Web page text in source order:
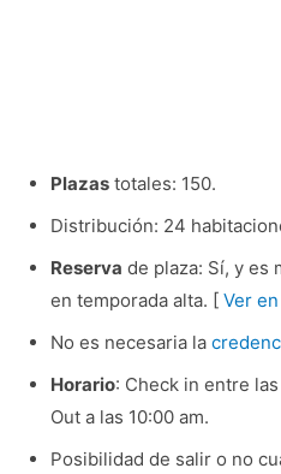
Plazastotales: 150.
Distribución: 24
Reserva de plaza: Sí, y es
en temporada alta. [ Ver
No es necesaria la
Horario: Check in entre
Out a las 10:00 am.
Posibilidad de salir o no